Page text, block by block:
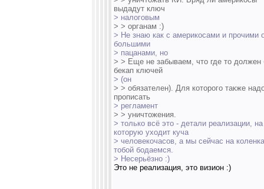
выдадут ключ
> налоговым
> > органам :)
> Не знаю как с америкосами и прочими
большими
> пацанами, но
> > Еще не забываем, что где то должен
бекап ключей
> (он
> > обязателен). Для которого также
прописать
> регламент
> > уничтожения.
> только всё это - детали реализации, на
которую уходит куча
> человекочасов, а мы сейчас на
тобой бодаемся.
> Несерьёзно :)
Это не реализация, это визион :)